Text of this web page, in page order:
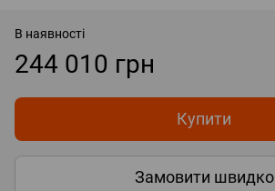
В наявності
244 010 грн
Купити
Замовити швидко